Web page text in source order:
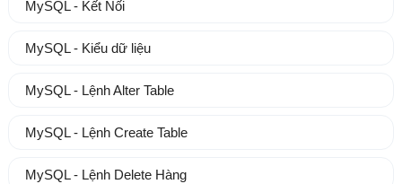
MySQL - Kết Nối
MySQL - Kiểu dữ liệu
MySQL - Lệnh Alter Table
MySQL - Lệnh Create Table
MySQL - Lệnh Delete Hàng